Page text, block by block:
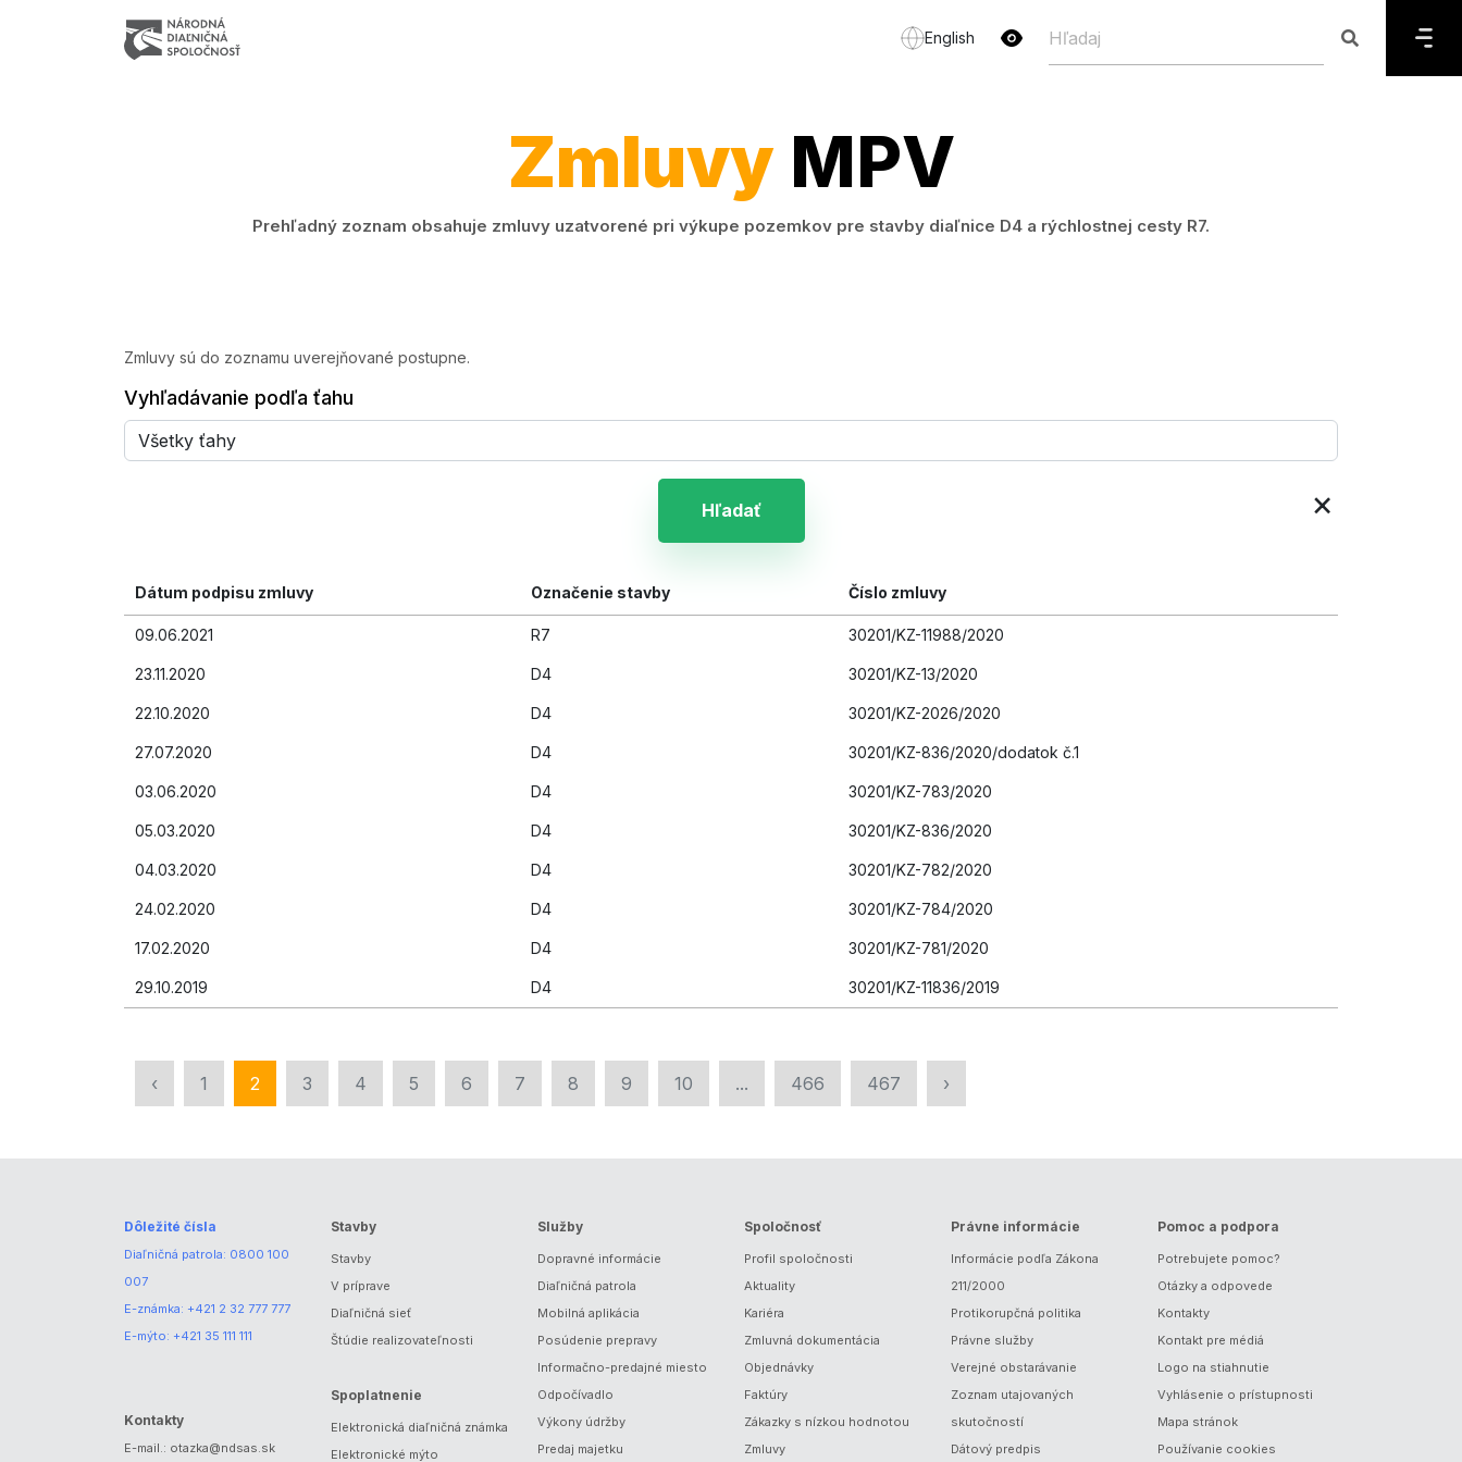
English
ZmluvyMPV
Prehľadný zoznam obsahuje zmluvy uzatvorené pri výkupe pozemkov pre stavby diaľnice D4 a rýchlostnej cesty R7.
Zmluvy sú do zoznamu uverejňované postupne.
Vyhľadávanie podľa ťahu
Hľadať ×
Dátum podpisu zmluvy Označenie stavby Číslo zmluvy
09.06.2021 R7 30201/KZ-11988/2020
23.11.2020 D4 30201/KZ-13/2020
22.10.2020 D4 30201/KZ-2026/2020
27.07.2020 D4 30201/KZ-836/2020/dodatok č.1
03.06.2020 D4 30201/KZ-783/2020
05.03.2020 D4 30201/KZ-836/2020
04.03.2020 D4 30201/KZ-782/2020
24.02.2020 D4 30201/KZ-784/2020
17.02.2020 D4 30201/KZ-781/2020
29.10.2019 D4 30201/KZ-11836/2019
‹ 1 2 3 4 5 6 7 8 9 10 ... 466 467 ›
Dôležité čísla
Diaľničná patrola: 0800 100
007
E-známka: +421 2 32 777 777
E-mýto: +421 35 111 111
Kontakty
E-mail.: otazka@ndsas.sk
Stavby
Stavby
V príprave
Diaľničná sieť
Štúdie realizovateľnosti
Spoplatnenie
Elektronická diaľničná známka
Elektronické mýto
Služby
Dopravné informácie
Diaľničná patrola
Mobilná aplikácia
Posúdenie prepravy
Informačno-predajné miesto
Odpočívadlo
Výkony údržby
Predaj majetku
Spoločnosť
Profil spoločnosti
Aktuality
Kariéra
Zmluvná dokumentácia
Objednávky
Faktúry
Zákazky s nízkou hodnotou
Zmluvy
Právne informácie
Informácie podľa Zákona
211/2000
Protikorupčná politika
Právne služby
Verejné obstarávanie
Zoznam utajovaných
skutočností
Dátový predpis
Pomoc a podpora
Potrebujete pomoc?
Otázky a odpovede
Kontakty
Kontakt pre médiá
Logo na stiahnutie
Vyhlásenie o prístupnosti
Mapa stránok
Používanie cookies